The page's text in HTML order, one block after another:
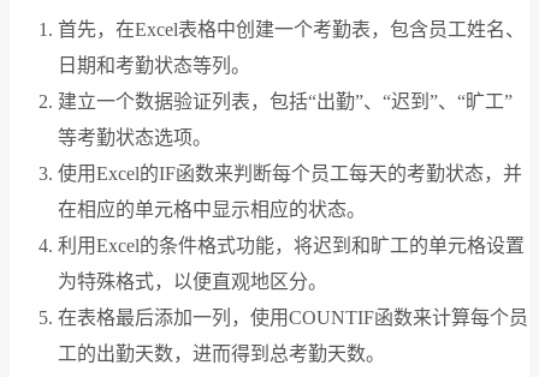
首先，在Excel表格中创建一个考勤表，包含员工姓名、
日期和考勤状态等列。
建立一个数据验证列表，包括“出勤”、“迟到”、“旷工”
等考勤状态选项。
使用Excel的IF函数来判断每个员工每天的考勤状态，并
在相应的单元格中显示相应的状态。
利用Excel的条件格式功能，将迟到和旷工的单元格设置
为特殊格式，以便直观地区分。
在表格最后添加一列，使用COUNTIF函数来计算每个员
工的出勤天数，进而得到总考勤天数。